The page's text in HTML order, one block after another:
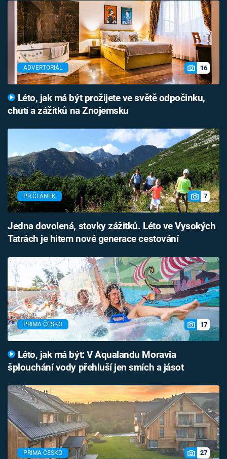
ADVERTORIÁL 16
Léto, jak má být prožijete ve světě odpočinku,
chutí a zážitků na Znojemsku
PR ČLÁNEK 7
Jedna dovolená, stovky zážitků. Léto ve Vysokých
Tatrách je hitem nové generace cestování
PRIMA ČESKO 17
Léto, jak má být: V Aqualandu Moravia
šplouchání vody přehluší jen smích a jásot
PRIMA ČESKO 27